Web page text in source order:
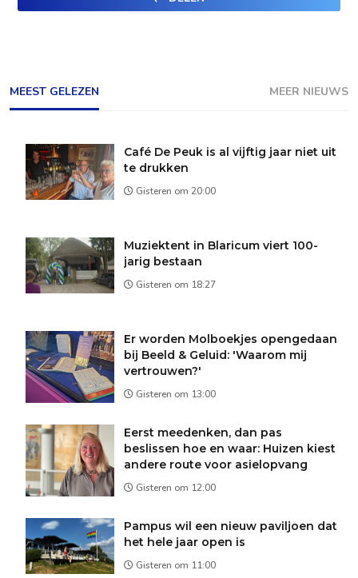
MEEST GELEZEN MEER NIEUWS
Café De Peuk is al vijftig jaar niet uit
te drukken
Gisteren om 20:00
Muziektent in Blaricum viert 100-
jarig bestaan
Gisteren om 18:27
Er worden Molboekjes opengedaan
bij Beeld & Geluid: 'Waarom mij
vertrouwen?'
Gisteren om 13:00
Eerst meedenken, dan pas
beslissen hoe en waar: Huizen kiest
andere route voor asielopvang
Gisteren om 12:00
Pampus wil een nieuw paviljoen dat
het hele jaar open is
Gisteren om 11:00